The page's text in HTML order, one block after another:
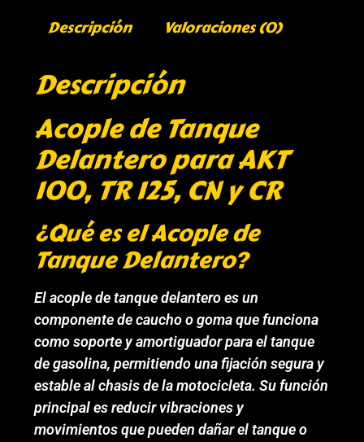
Descripción Valoraciones (0)
Descripción
Acople de Tanque
Delantero para AKT
100, TR 125, CN y CR
¿Qué es el Acople de
Tanque Delantero?
El acople de tanque delantero es un
componente de caucho o goma que funciona
como soporte y amortiguador para el tanque
de gasolina, permitiendo una fijación segura y
estable al chasis de la motocicleta. Su función
principal es reducir vibraciones y
movimientos que pueden dañar el tanque o